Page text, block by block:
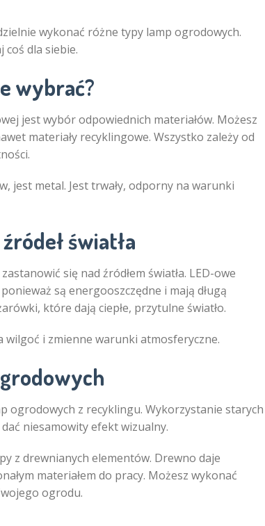
wykonać różne typy lamp ogrodowych.
dla siebie.
wybrać?
jest wybór odpowiednich materiałów. Możesz
materiały recyklingowe. Wszystko zależy od
jest metal. Jest trwały, odporny na warunki
światła
się nad źródłem światła. LED-owe
są energooszczędne i mają długą
które dają ciepłe, przytulne światło.
wilgoć i zmienne warunki atmosferyczne.
ogrodowych z recyklingu. Wykorzystanie starych
niesamowity efekt wizualny.
z drewnianych elementów. Drewno daje
materiałem do pracy. Możesz wykonać
ogrodu.